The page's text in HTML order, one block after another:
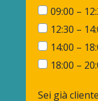
09:00 –
12:30 –
14:00 –
18:00 –
Sei già